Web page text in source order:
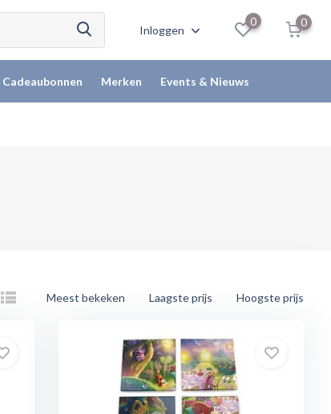
Inloggen
0 0
Cadeaubonnen Merken Events & Nieuws
Meest bekeken Laagste prijs Hoogste prijs